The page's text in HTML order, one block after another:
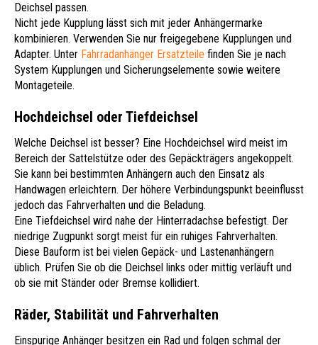
Deichsel passen.
Nicht jede Kupplung lässt sich mit jeder Anhängermarke
kombinieren. Verwenden Sie nur freigegebene Kupplungen und
Adapter. Unter Fahrradanhänger Ersatzteile finden Sie je nach
System Kupplungen und Sicherungselemente sowie weitere
Montageteile.
Hochdeichsel oder Tiefdeichsel
Welche Deichsel ist besser? Eine Hochdeichsel wird meist im
Bereich der Sattelstütze oder des Gepäckträgers angekoppelt.
Sie kann bei bestimmten Anhängern auch den Einsatz als
Handwagen erleichtern. Der höhere Verbindungspunkt beeinflusst
jedoch das Fahrverhalten und die Beladung.
Eine Tiefdeichsel wird nahe der Hinterradachse befestigt. Der
niedrige Zugpunkt sorgt meist für ein ruhiges Fahrverhalten.
Diese Bauform ist bei vielen Gepäck- und Lastenanhängern
üblich. Prüfen Sie ob die Deichsel links oder mittig verläuft und
ob sie mit Ständer oder Bremse kollidiert.
Räder, Stabilität und Fahrverhalten
Einspurige Anhänger besitzen ein Rad und folgen schmal der